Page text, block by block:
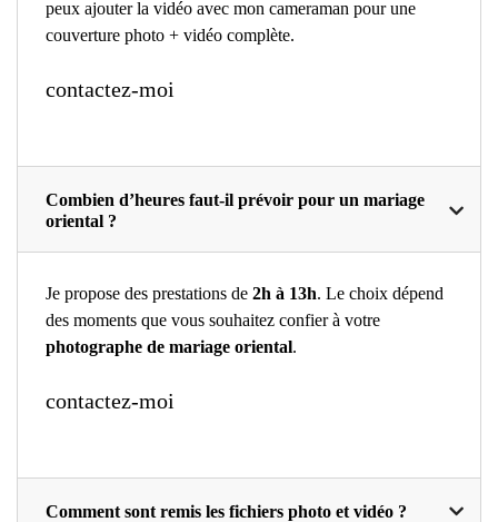
peux ajouter la vidéo avec mon cameraman pour une
couverture photo + vidéo complète.
contactez-moi
Combien d’heures faut-il prévoir pour un mariage
oriental ?
Je propose des prestations de 2h à 13h. Le choix dépend
des moments que vous souhaitez confier à votre
photographe de mariage oriental.
contactez-moi
Comment sont remis les fichiers photo et vidéo ?